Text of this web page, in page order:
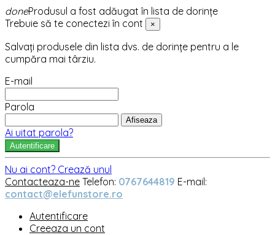
doneProdusul a fost adăugat în lista de dorințe
Trebuie să te conectezi în cont
×
Salvați produsele din lista dvs. de dorințe pentru a le
cumpăra mai târziu.
E-mail
Parola
Afiseaza
Ai uitat parola?
Autentificare
Nu ai cont? Crează unul
Contacteaza-ne Telefon: 0767644819 E-mail:
contact@elefunstore.ro
Autentificare
Creeaza un cont